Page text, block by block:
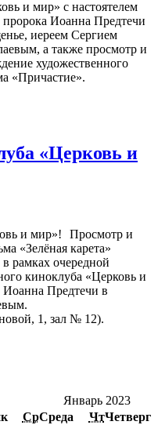
и мир» с настоятелем
пророка Иоанна Предтечи
иереем Сергием
а также просмотр и
художественного
«Причастие».
«Церковь и
Просмотр и
«Зелёная карета»
в рамках очередной
киноклуба «Церковь и
Иоанна Предтечи в
1, зал № 12).
Январь 2023
СрСреда ЧтЧетверг